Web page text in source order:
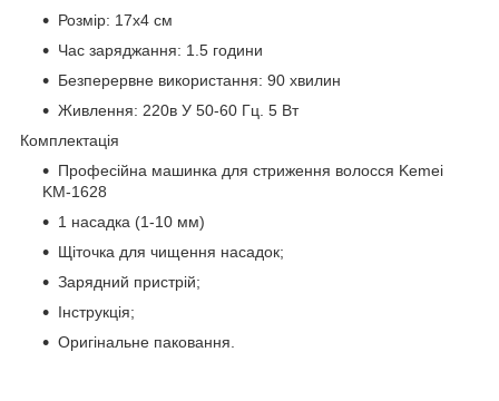
Розмір: 17x4 см
Час заряджання: 1.5 години
Безперервне використання: 90 хвилин
Живлення: 220в У 50-60 Гц. 5 Вт
Комплектація
Професійна машинка для стриження волосся Kemei
KM-1628
1 насадка (1-10 мм)
Щіточка для чищення насадок;
Зарядний пристрій;
Інструкція;
Оригінальне паковання.